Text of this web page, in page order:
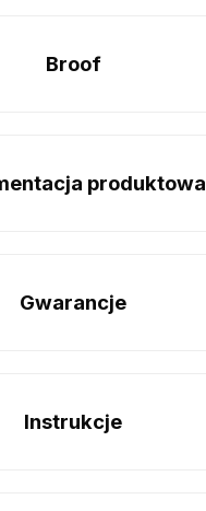
Broof
produktowa
Gwarancje
Instrukcje